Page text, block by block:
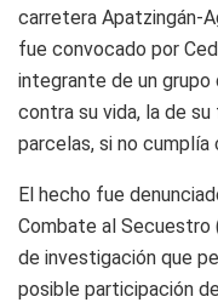
carretera Apatzingán-
fue convocado por
integrante de un
contra su vida, la de
parcelas, si no
El hecho fue
Combate al Secuestro
de investigación que
posible participación